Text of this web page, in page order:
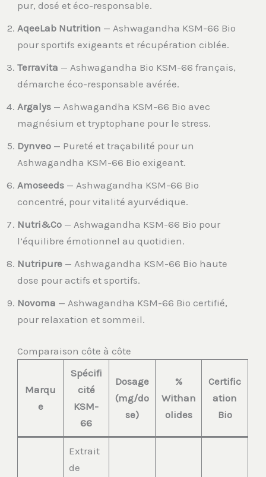
pur, dosé et éco-responsable.
AqeeLab Nutrition — Ashwagandha KSM-66 Bio
pour sportifs exigeants et récupération ciblée.
Terravita — Ashwagandha Bio KSM-66 français,
démarche éco-responsable avérée.
Argalys — Ashwagandha KSM-66 Bio avec
magnésium et tryptophane pour le stress.
Dynveo — Pureté et traçabilité pour un
Ashwagandha KSM-66 Bio exigeant.
Amoseeds — Ashwagandha KSM-66 Bio
concentré, pour vitalité ayurvédique.
Nutri&Co — Ashwagandha KSM-66 Bio pour
l’équilibre émotionnel au quotidien.
Nutripure — Ashwagandha KSM-66 Bio haute
dose pour actifs et sportifs.
Novoma — Ashwagandha KSM-66 Bio certifié,
pour relaxation et sommeil.
Comparaison côte à côte
Marqu
e
Spécifi
cité
KSM-
66
Dosage
(mg/do
se)
%
Withan
olides
Certific
ation
Bio
Extrait
de